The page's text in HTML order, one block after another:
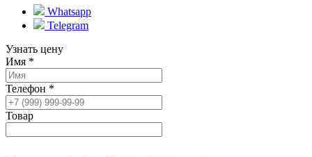
Whatsapp
Telegram
Узнать цену
Имя *
Телефон *
Товар